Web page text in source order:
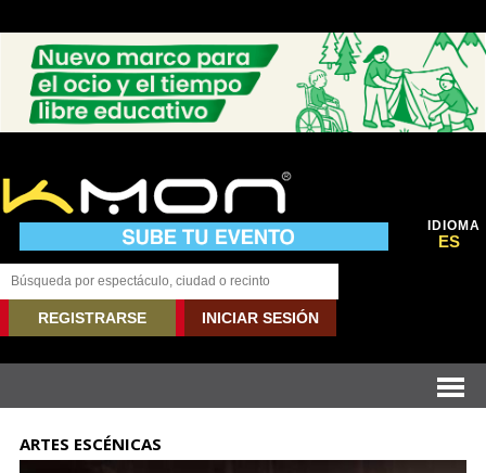
IDIOMA
ES
REGISTRARSE INICIAR SESIÓN
ARTES ESCÉNICAS